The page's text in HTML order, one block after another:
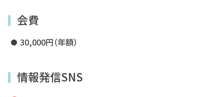
会費
30,000円（年額）
情報発信SNS